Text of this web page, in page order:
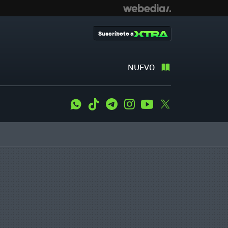
NUEVO
Suscríbete a
WhatsApp
Tiktok TelegramInstagramYoutube